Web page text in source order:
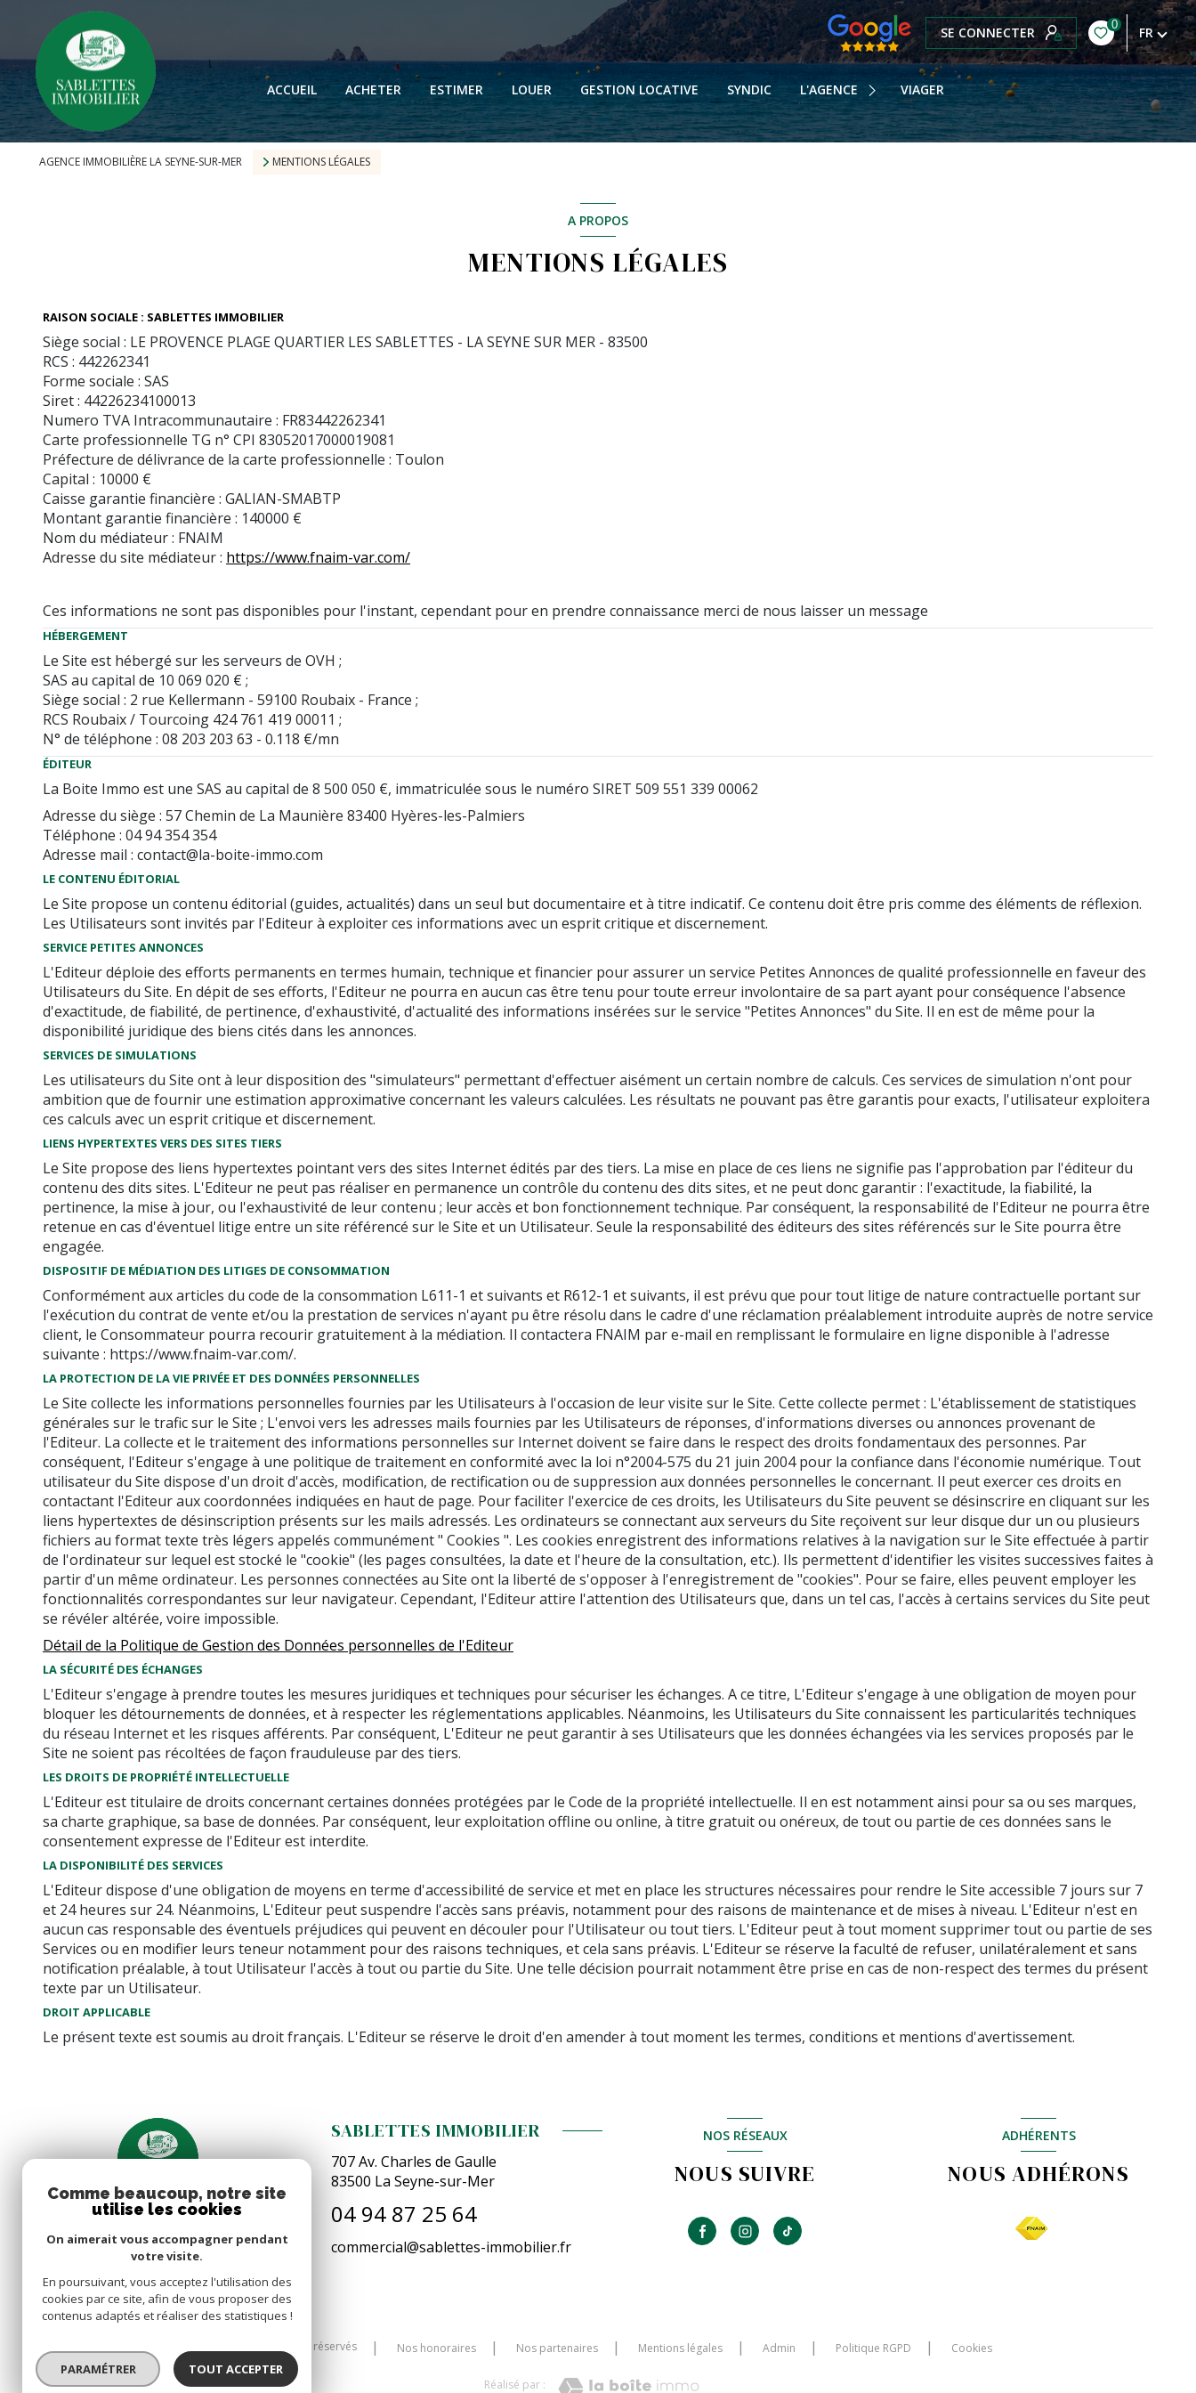
SE CONNECTER 0 FR
ACCUEIL ACHETER ESTIMER LOUER GESTION LOCATIVE SYNDIC L'AGENCE
NOTRE HISTOIRE
NOTRE ÉQUIPE
NOS HONORAIRES
VIAGER
AGENCE IMMOBILIÈRE LA SEYNE-SUR-MER MENTIONS LÉGALES
A PROPOS
MENTIONS LÉGALES
RAISON SOCIALE : SABLETTES IMMOBILIER
Siège social : LE PROVENCE PLAGE QUARTIER LES SABLETTES - LA SEYNE SUR MER - 83500
RCS : 442262341
Forme sociale : SAS
Siret : 44226234100013
Numero TVA Intracommunautaire : FR83442262341
Carte professionnelle TG n° CPI 83052017000019081
Préfecture de délivrance de la carte professionnelle : Toulon
Capital : 10000 €
Caisse garantie financière : GALIAN-SMABTP
Montant garantie financière : 140000 €
Nom du médiateur : FNAIM
Adresse du site médiateur : https://www.fnaim-var.com/
Ces informations ne sont pas disponibles pour l'instant, cependant pour en prendre connaissance merci de nous laisser un message
HÉBERGEMENT
Le Site est hébergé sur les serveurs de OVH ;
SAS au capital de 10 069 020 € ;
Siège social : 2 rue Kellermann - 59100 Roubaix - France ;
RCS Roubaix / Tourcoing 424 761 419 00011 ;
N° de téléphone : 08 203 203 63 - 0.118 €/mn
ÉDITEUR
La Boite Immo est une SAS au capital de 8 500 050 €, immatriculée sous le numéro SIRET 509 551 339 00062
Adresse du siège : 57 Chemin de La Maunière 83400 Hyères-les-Palmiers
Téléphone : 04 94 354 354
Adresse mail : contact@la-boite-immo.com
LE CONTENU ÉDITORIAL
Le Site propose un contenu éditorial (guides, actualités) dans un seul but documentaire et à titre indicatif. Ce contenu doit être pris comme des éléments de réflexion.
Les Utilisateurs sont invités par l'Editeur à exploiter ces informations avec un esprit critique et discernement.
SERVICE PETITES ANNONCES
L'Editeur déploie des efforts permanents en termes humain, technique et financier pour assurer un service Petites Annonces de qualité professionnelle en faveur des
Utilisateurs du Site. En dépit de ses efforts, l'Editeur ne pourra en aucun cas être tenu pour toute erreur involontaire de sa part ayant pour conséquence l'absence
d'exactitude, de fiabilité, de pertinence, d'exhaustivité, d'actualité des informations insérées sur le service "Petites Annonces" du Site. Il en est de même pour la
disponibilité juridique des biens cités dans les annonces.
SERVICES DE SIMULATIONS
Les utilisateurs du Site ont à leur disposition des "simulateurs" permettant d'effectuer aisément un certain nombre de calculs. Ces services de simulation n'ont pour
ambition que de fournir une estimation approximative concernant les valeurs calculées. Les résultats ne pouvant pas être garantis pour exacts, l'utilisateur exploitera
ces calculs avec un esprit critique et discernement.
LIENS HYPERTEXTES VERS DES SITES TIERS
Le Site propose des liens hypertextes pointant vers des sites Internet édités par des tiers. La mise en place de ces liens ne signifie pas l'approbation par l'éditeur du
contenu des dits sites. L'Editeur ne peut pas réaliser en permanence un contrôle du contenu des dits sites, et ne peut donc garantir : l'exactitude, la fiabilité, la
pertinence, la mise à jour, ou l'exhaustivité de leur contenu ; leur accès et bon fonctionnement technique. Par conséquent, la responsabilité de l'Editeur ne pourra être
retenue en cas d'éventuel litige entre un site référencé sur le Site et un Utilisateur. Seule la responsabilité des éditeurs des sites référencés sur le Site pourra être
engagée.
DISPOSITIF DE MÉDIATION DES LITIGES DE CONSOMMATION
Conformément aux articles du code de la consommation L611-1 et suivants et R612-1 et suivants, il est prévu que pour tout litige de nature contractuelle portant sur
l'exécution du contrat de vente et/ou la prestation de services n'ayant pu être résolu dans le cadre d'une réclamation préalablement introduite auprès de notre service
client, le Consommateur pourra recourir gratuitement à la médiation. Il contactera FNAIM par e-mail en remplissant le formulaire en ligne disponible à l'adresse
suivante : https://www.fnaim-var.com/.
LA PROTECTION DE LA VIE PRIVÉE ET DES DONNÉES PERSONNELLES
Le Site collecte les informations personnelles fournies par les Utilisateurs à l'occasion de leur visite sur le Site. Cette collecte permet : L'établissement de statistiques
générales sur le trafic sur le Site ; L'envoi vers les adresses mails fournies par les Utilisateurs de réponses, d'informations diverses ou annonces provenant de
l'Editeur. La collecte et le traitement des informations personnelles sur Internet doivent se faire dans le respect des droits fondamentaux des personnes. Par
conséquent, l'Editeur s'engage à une politique de traitement en conformité avec la loi n°2004-575 du 21 juin 2004 pour la confiance dans l'économie numérique. Tout
utilisateur du Site dispose d'un droit d'accès, modification, de rectification ou de suppression aux données personnelles le concernant. Il peut exercer ces droits en
contactant l'Editeur aux coordonnées indiquées en haut de page. Pour faciliter l'exercice de ces droits, les Utilisateurs du Site peuvent se désinscrire en cliquant sur les
liens hypertextes de désinscription présents sur les mails adressés. Les ordinateurs se connectant aux serveurs du Site reçoivent sur leur disque dur un ou plusieurs
fichiers au format texte très légers appelés communément " Cookies ". Les cookies enregistrent des informations relatives à la navigation sur le Site effectuée à partir
de l'ordinateur sur lequel est stocké le "cookie" (les pages consultées, la date et l'heure de la consultation, etc.). Ils permettent d'identifier les visites successives faites à
partir d'un même ordinateur. Les personnes connectées au Site ont la liberté de s'opposer à l'enregistrement de "cookies". Pour se faire, elles peuvent employer les
fonctionnalités correspondantes sur leur navigateur. Cependant, l'Editeur attire l'attention des Utilisateurs que, dans un tel cas, l'accès à certains services du Site peut
se révéler altérée, voire impossible.
Détail de la Politique de Gestion des Données personnelles de l'Editeur
LA SÉCURITÉ DES ÉCHANGES
L'Editeur s'engage à prendre toutes les mesures juridiques et techniques pour sécuriser les échanges. A ce titre, L'Editeur s'engage à une obligation de moyen pour
bloquer les détournements de données, et à respecter les réglementations applicables. Néanmoins, les Utilisateurs du Site connaissent les particularités techniques
du réseau Internet et les risques afférents. Par conséquent, L'Editeur ne peut garantir à ses Utilisateurs que les données échangées via les services proposés par le
Site ne soient pas récoltées de façon frauduleuse par des tiers.
LES DROITS DE PROPRIÉTÉ INTELLECTUELLE
L'Editeur est titulaire de droits concernant certaines données protégées par le Code de la propriété intellectuelle. Il en est notamment ainsi pour sa ou ses marques,
sa charte graphique, sa base de données. Par conséquent, leur exploitation offline ou online, à titre gratuit ou onéreux, de tout ou partie de ces données sans le
consentement expresse de l'Editeur est interdite.
LA DISPONIBILITÉ DES SERVICES
L'Editeur dispose d'une obligation de moyens en terme d'accessibilité de service et met en place les structures nécessaires pour rendre le Site accessible 7 jours sur 7
et 24 heures sur 24. Néanmoins, L'Editeur peut suspendre l'accès sans préavis, notamment pour des raisons de maintenance et de mises à niveau. L'Editeur n'est en
aucun cas responsable des éventuels préjudices qui peuvent en découler pour l'Utilisateur ou tout tiers. L'Editeur peut à tout moment supprimer tout ou partie de ses
Services ou en modifier leurs teneur notamment pour des raisons techniques, et cela sans préavis. L'Editeur se réserve la faculté de refuser, unilatéralement et sans
notification préalable, à tout Utilisateur l'accès à tout ou partie du Site. Une telle décision pourrait notamment être prise en cas de non-respect des termes du présent
texte par un Utilisateur.
DROIT APPLICABLE
Le présent texte est soumis au droit français. L'Editeur se réserve le droit d'en amender à tout moment les termes, conditions et mentions d'avertissement.
SABLETTES IMMOBILIER
707 Av. Charles de Gaulle
83500 La Seyne-sur-Mer
04 94 87 25 64
commercial@sablettes-immobilier.fr
NOS RÉSEAUX
NOUS SUIVRE
ADHÉRENTS
NOUS ADHÉRONS
© 2026 | Tous droits réservés Nos honoraires Nos partenaires Mentions légales Admin Politique RGPD Cookies
Réalisé par :
Comme beaucoup, notre site
utilise les cookies
On aimerait vous accompagner pendant
votre visite.
En poursuivant, vous acceptez l'utilisation des
cookies par ce site, afin de vous proposer des
contenus adaptés et réaliser des statistiques !
PARAMÉTRER TOUT ACCEPTER